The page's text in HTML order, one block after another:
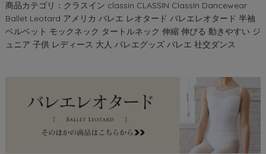
商品カテゴリ：クラスイン classin CLASSIN ClassIn Dancewear
Ballet Leotard アメリカ バレエ レオタード バレエレオタード 半袖
ベルベット モックネック タートルネック 伸縮 伸びる 動きやすい ジ
ュニア 子供 レディース 大人 バレエグッズ バレエ 社交ダンス